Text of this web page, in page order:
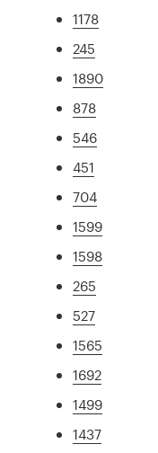
1178
245
1890
878
546
451
704
1599
1598
265
527
1565
1692
1499
1437